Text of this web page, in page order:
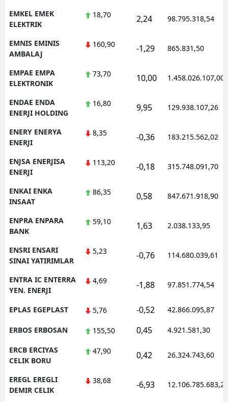
EMKEL EMEK
ELEKTRIK
18,70 2,24 98.795.318,54
EMNIS EMINIS
AMBALAJ
160,90 -1,29 865.831,50
EMPAE EMPA
ELEKTRONIK
73,70 10,00 1.458.026.107,00
ENDAE ENDA
ENERJI HOLDING
16,80 9,95 129.938.107,26
ENERY ENERYA
ENERJI
8,35 -0,36 183.215.562,02
ENJSA ENERJISA
ENERJI
113,20 -0,18 315.748.091,70
ENKAI ENKA
INSAAT
86,35 0,58 847.671.918,90
ENPRA ENPARA
BANK
59,10 1,63 2.038.133,95
ENSRI ENSARI
SINAI YATIRIMLAR
5,23 -0,76 114.680.039,61
ENTRA IC ENTERRA
YEN. ENERJI
4,69 -1,88 97.851.774,54
EPLAS EGEPLAST 5,76 -0,52 42.866.095,87
ERBOS ERBOSAN 155,50 0,45 4.921.581,30
ERCB ERCIYAS
CELIK BORU
47,90 0,42 26.324.743,60
EREGL EREGLI
DEMIR CELIK
38,68 -6,93 12.106.785.683,20